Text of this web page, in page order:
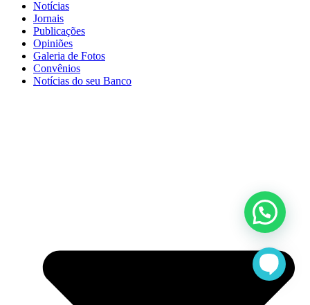
Notícias
Jornais
Publicações
Opiniões
Galeria de Fotos
Convênios
Notícias do seu Banco